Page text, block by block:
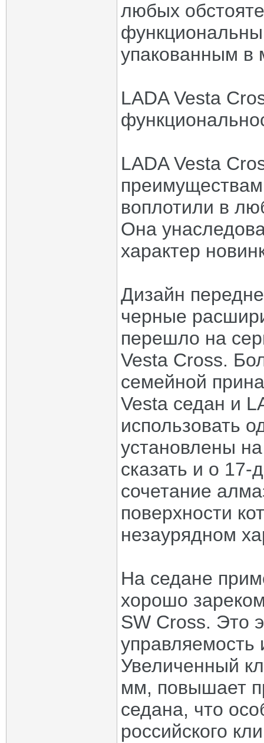
любых
упакованным в
LADA Vesta
LADA Vesta
воплотили в
Она
характер
Дизайн
черные
перешло на
Vesta Cross.
семейной
Vesta седан и
использовать
установлены
сказать и о
сочетание
поверхности
незаурядном
На седане
хорошо
SW Cross. Это
управляемость
Увеличенный
мм, повышает
седана, что
российского